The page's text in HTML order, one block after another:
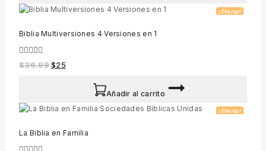
¡Oferta!
Biblia Multiversiones 4 Versiones en 1
0
out
$36.99 $25
Añadir al carrito
¡Oferta!
La Biblia en Familia